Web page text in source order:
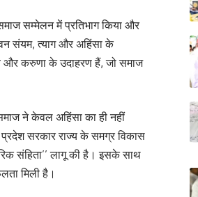
सम्मेलन में प्रतिभाग किया और
संयम, त्याग और अहिंसा के
और करुणा के उदाहरण हैं, जो समाज
ने केवल अहिंसा का ही नहीं
सरकार राज्य के समग्र विकास
संहिता’’ लागू की है। इसके साथ
मिली है।